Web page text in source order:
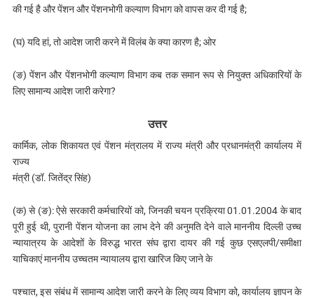
की गई है और पेंशन और पेंशनभोगी कल्याण विभाग को वापस कर दी गई है;
(घ) यदि हां, तो आदेश जारी करने में विलंब के क्‍या कारण है; ओर
(ङ) पेंशन और पेंशनभोगी कल्याण विभाग कब तक समान रूप से नियुक्त अधिकारियों के
लिए सामान्य आदेश जारी करेगा?
उत्तर
कार्मिक, लोक शिकायत एवं पेंशन मंत्रालय में राज्य मंत्री और प्रधानमंत्री कार्यालय में
राज्य
मंत्री (डॉ. जितेंद्र सिंह)
(क) से (ङ): ऐसे सरकारी कर्मचारियों को, जिनकी चयन प्रक्रिया 01.01.2004 के बाद
पूरी हुई थी, पुरानी पेंशन योजना का लाभ देने की अनुमति देने वाले माननीय दिल्‍ली उच्च
न्‍यायात्रय के आदेशों के विरुद्ध भारत संघ द्वारा दायर की गई कुछ एसएलपी/समीक्षा
याचिकाएं माननीय उच्चतम न्यायालय द्वारा खारिज किए जाने के
पश्चात, इस संबंध में सामान्य आदेश जारी करने के लिए व्यय विभाग को, कार्यालय ज्ञापन के